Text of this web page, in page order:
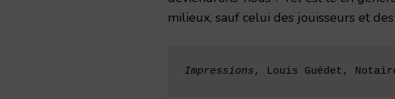
milieux, sauf celui des jouisseurs et
Impressions, Louis Guédet,